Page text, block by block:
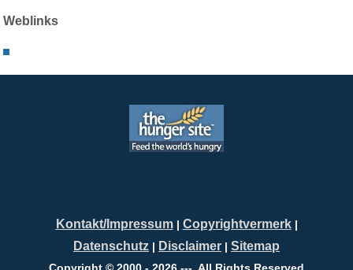
Weblinks
Kontakt/Impressum| Copyrightvermerk|
Datenschutz | Disclaimer | Sitemap